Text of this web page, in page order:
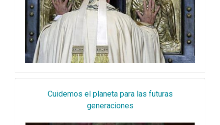
Cuidemos el planeta para las futuras
generaciones